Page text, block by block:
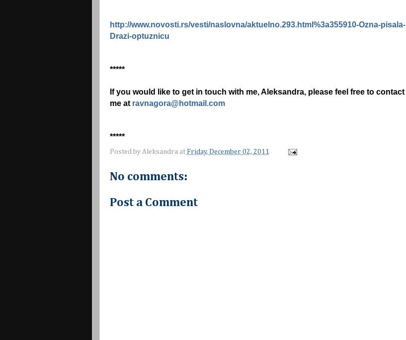
http://www.novosti.rs/vesti/naslovna/aktuelno.293.html%3a355910-Ozna-pisala-
Drazi-optuznicu
*****
If you would like to get in touch with me, Aleksandra, please feel free to contact
me at ravnagora@hotmail.com
*****
Posted by Aleksandra at Friday, December 02, 2011
No comments:
Post a Comment